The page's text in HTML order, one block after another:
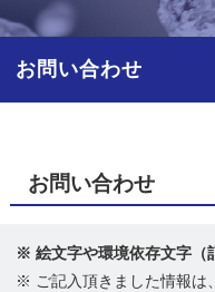
お問い合わせ
お問い合わせ
※ 絵文字や環境依存文字（
※ ご記入頂きました情報は